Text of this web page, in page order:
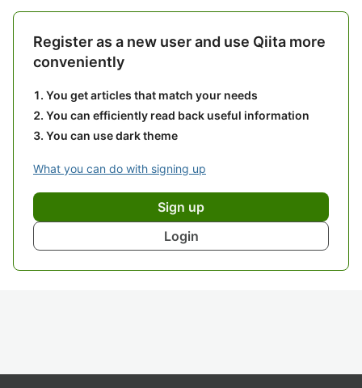
Register as a new user and use Qiita more
conveniently
You get articles that match your needs
You can efficiently read back useful information
You can use dark theme
What you can do with signing up
Sign up
Login